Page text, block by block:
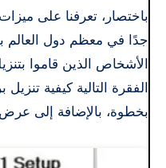
باختصار، تعرفنا على
جدًا في معظم دول العالم
الأشخاص الذين قاموا
بخطوة، بالإضافة إلى